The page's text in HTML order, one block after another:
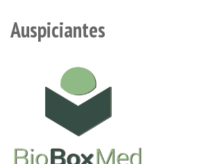
Auspiciantes